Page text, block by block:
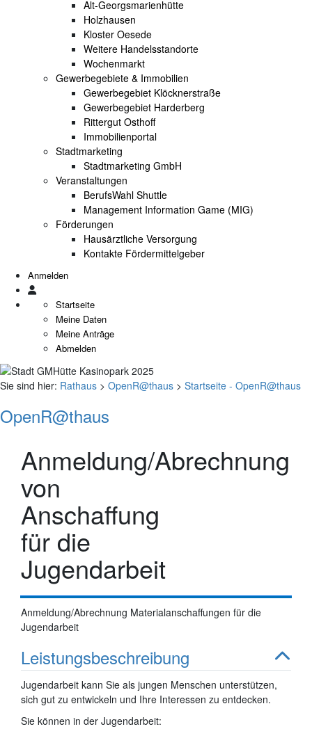
Alt-Georgsmarienhütte
Holzhausen
Kloster Oesede
Weitere Handelsstandorte
Wochenmarkt
Gewerbegebiete & Immobilien
Gewerbegebiet Klöcknerstraße
Gewerbegebiet Harderberg
Rittergut Osthoff
Immobilienportal
Stadtmarketing
Stadtmarketing GmbH
Veranstaltungen
BerufsWahl Shuttle
Management Information Game (MIG)
Förderungen
Hausärztliche Versorgung
Kontakte Fördermittelgeber
Anmelden
Startseite
Meine Daten
Meine Anträge
Abmelden
Sie sind hier: Rathaus > OpenR@thaus > Startseite - OpenR@thaus
OpenR@thaus
Anmeldung/Abrechnung
von
Anschaffung
für die
Jugendarbeit
Anmeldung/Abrechnung Materialanschaffungen für die
Jugendarbeit
Leistungsbeschreibung
Jugendarbeit kann Sie als jungen Menschen unterstützen,
sich gut zu entwickeln und Ihre Interessen zu entdecken.
Sie können in der Jugendarbeit: